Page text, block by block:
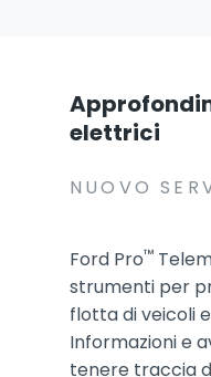
elettrici
NUOVO
Ford Pro™
strumenti per
flotta di veicoli
Informazioni e
tenere traccia